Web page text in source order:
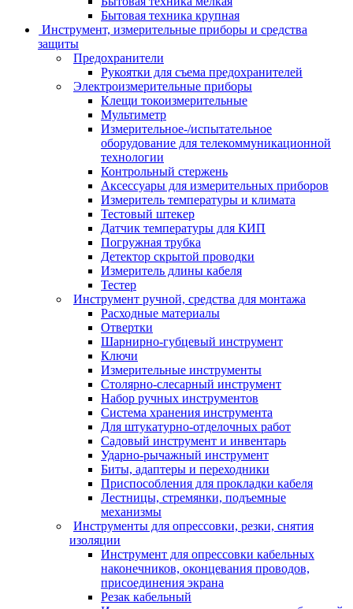
Бытовая техника крупная
Инструмент, измерительные приборы и средства
защиты
Предохранители
Рукоятки для съема предохранителей
Электроизмерительные приборы
Клещи токоизмерительные
Мультиметр
Измерительное-/испытательное
оборудование для телекоммуникационной
технологии
Контрольный стержень
Аксессуары для измерительных приборов
Измеритель температуры и климата
Тестовый штекер
Датчик температуры для КИП
Погружная трубка
Детектор скрытой проводки
Измеритель длины кабеля
Тестер
Инструмент ручной, средства для монтажа
Расходные материалы
Отвертки
Шарнирно-губцевый инструмент
Ключи
Измерительные инструменты
Столярно-слесарный инструмент
Набор ручных инструментов
Система хранения инструмента
Для штукатурно-отделочных работ
Садовый инструмент и инвентарь
Ударно-рычажный инструмент
Биты, адаптеры и переходники
Приспособления для прокладки кабеля
Лестницы, стремянки, подъемные
механизмы
Инструменты для опрессовки, резки, снятия
изоляции
Инструмент для опрессовки кабельных
наконечников, оконцевания проводов,
присоединения экрана
Резак кабельный